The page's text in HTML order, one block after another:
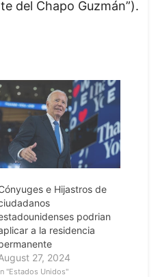
del Chapo Guzmán”).
e Hijastros de
podrian
a la residencia
27, 2024
"Estados Unidos"